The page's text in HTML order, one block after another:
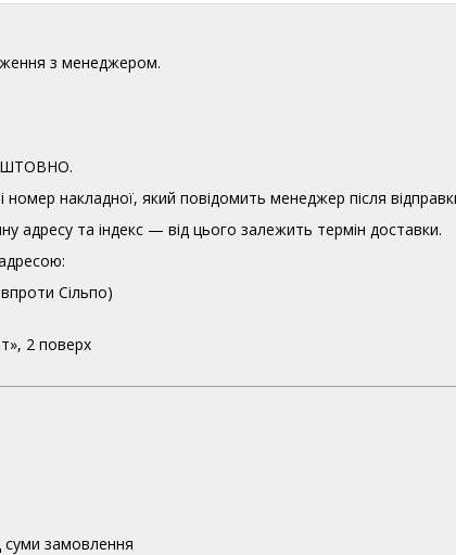
з менеджером.
накладної, який повідомить менеджер після
адресу та індекс — від цього залежить термін доставки.
Сільпо)
2 поверх
суми замовлення